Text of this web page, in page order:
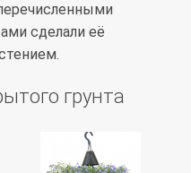
сделали её
грунта